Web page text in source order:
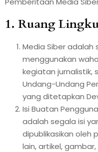
1. Ruang
Media Siber
menggunakan
kegiatan jurnalistik,
Undang-Undang
yang ditetapkan
Isi Buatan
adalah segala isi
dipublikasikan oleh
lain, artikel,